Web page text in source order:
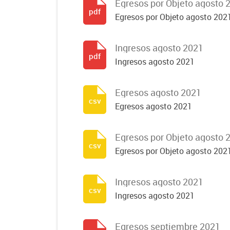
Egresos por Objeto agosto
Egresos por Objeto agosto 2021
pdf
Ingresos agosto 2021
Ingresos agosto 2021
pdf
Egresos agosto 2021
Egresos agosto 2021
csv
Egresos por Objeto agosto
Egresos por Objeto agosto 2021
csv
Ingresos agosto 2021
Ingresos agosto 2021
csv
Egresos septiembre 2021